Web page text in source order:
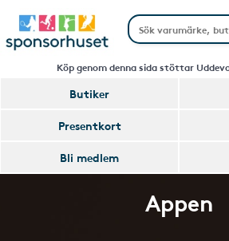
Köp genom denna sida stöttar
Butiker
Presentkort
Bli medlem
Appen